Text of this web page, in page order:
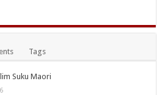
Tags
Suku Maori